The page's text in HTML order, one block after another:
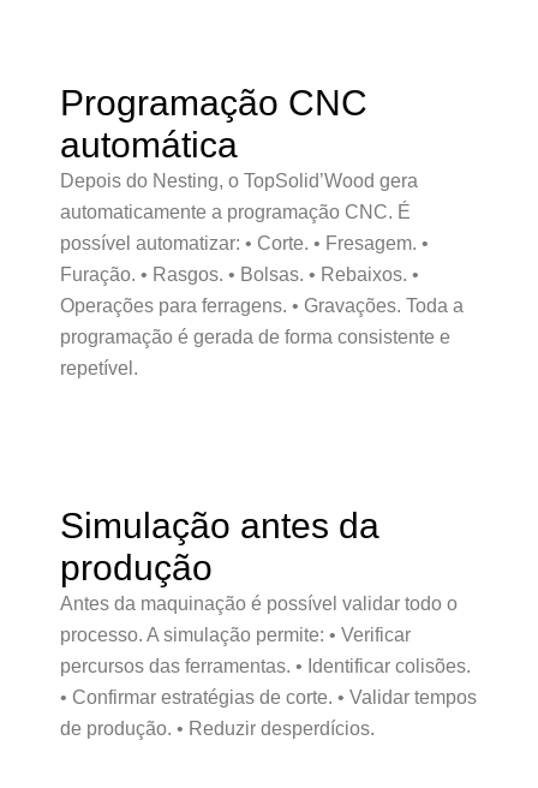
Programação CNC
automática
Depois do Nesting, o TopSolid’Wood gera
automaticamente a programação CNC. É
possível automatizar: • Corte. • Fresagem. •
Furação. • Rasgos. • Bolsas. • Rebaixos. •
Operações para ferragens. • Gravações. Toda a
programação é gerada de forma consistente e
repetível.
Simulação antes da
produção
Antes da maquinação é possível validar todo o
processo. A simulação permite: • Verificar
percursos das ferramentas. • Identificar colisões.
• Confirmar estratégias de corte. • Validar tempos
de produção. • Reduzir desperdícios.